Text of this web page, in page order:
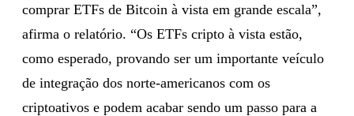
comprar ETFs de Bitcoin à vista em grande escala”,
afirma o relatório. “Os ETFs cripto à vista estão,
como esperado, provando ser um importante veículo
de integração dos norte-americanos com os
criptoativos e podem acabar sendo um passo para a